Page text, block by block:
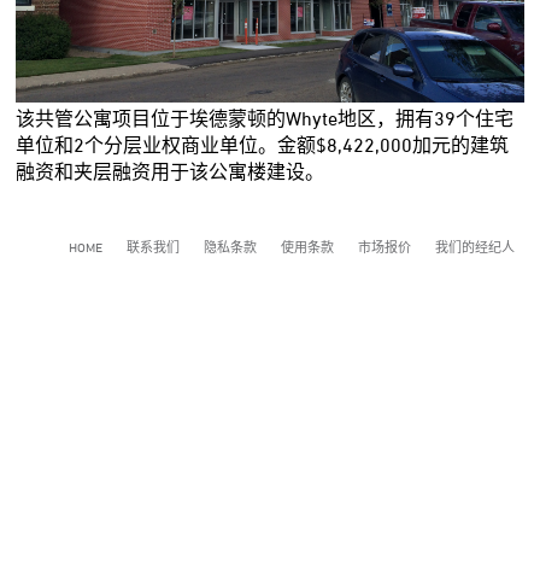
该共管公寓项目位于埃德蒙顿的Whyte地区，拥有39个住宅
单位和2个分层业权商业单位。金额$8,422,000加元的建筑
融资和夹层融资用于该公寓楼建设。
HOME 联系我们 隐私条款 使用条款 市场报价 我们的经纪人